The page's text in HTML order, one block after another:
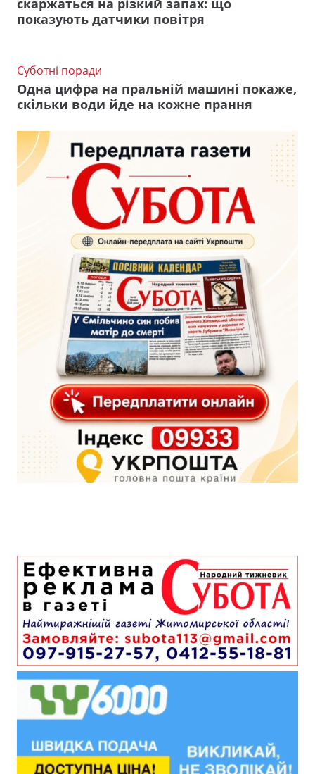
показують датчики повітря
Суботні поради
Одна цифра на пральній машині покаже,
скільки води йде на кожне прання